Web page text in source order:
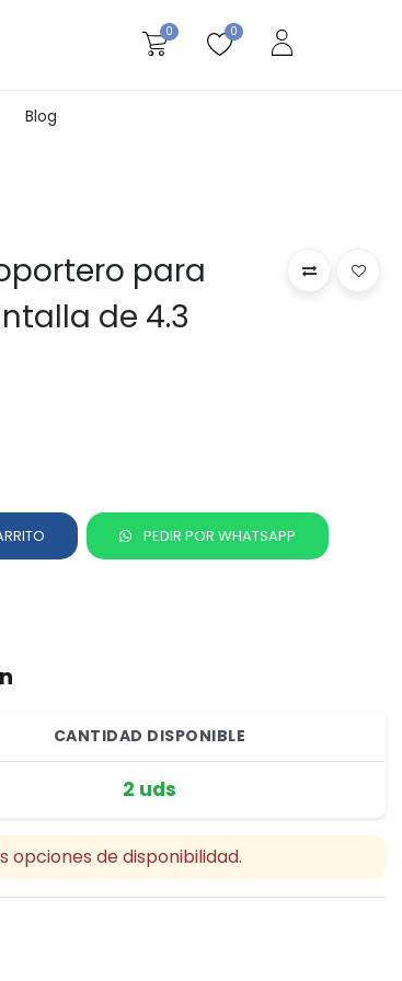
0 0
Blog
para
de 4.3
PEDIR POR WHATSAPP
CANTIDAD DISPONIBLE
2 uds
de disponibilidad.